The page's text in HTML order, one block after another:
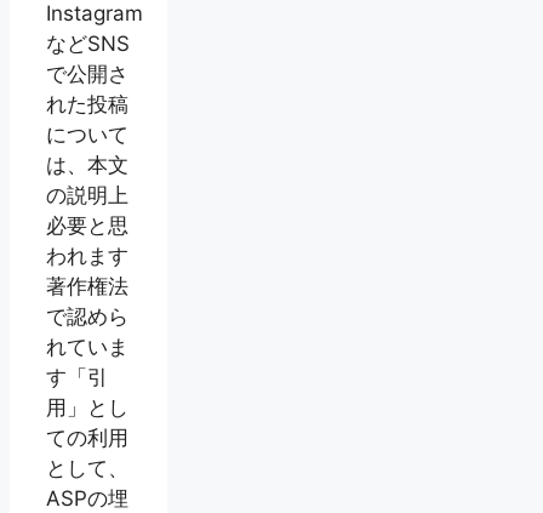
Instagram
などSNS
で公開さ
れた投稿
について
は、本文
の説明上
必要と思
われます
著作権法
で認めら
れていま
す「引
用」とし
ての利用
として、
ASPの埋